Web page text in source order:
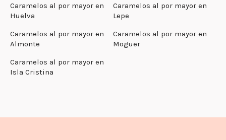
Caramelos al por mayor en
Huelva
Caramelos al por mayor en
Lepe
Caramelos al por mayor en
Almonte
Caramelos al por mayor en
Moguer
Caramelos al por mayor en
Isla Cristina